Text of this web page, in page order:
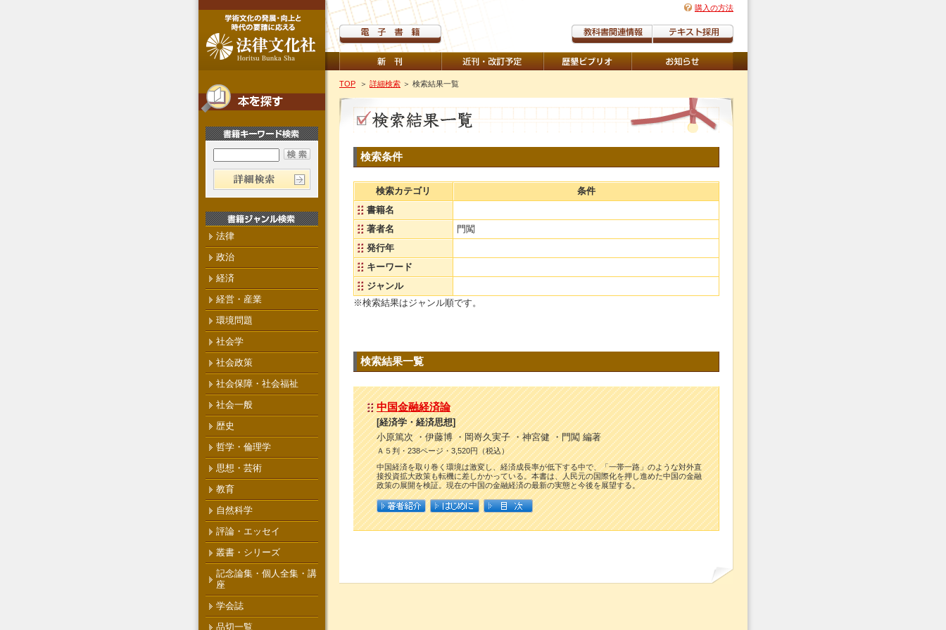
購入の方法
TOP ＞ 詳細検索 ＞ 検索結果一覧
検索条件
検索カテゴリ
条件
書籍名
著者名
門闖
発行年
キーワード
ジャンル
※検索結果はジャンル順です。
検索結果一覧
中国金融経済論
[経済学・経済思想]
小原篤次 ・伊藤博 ・岡嵜久実子 ・神宮健 ・門闖 編著
Ａ５判・238ページ・3,520円（税込）
中国経済を取り巻く環境は激変し、経済成長率が低下する中で、「一帯一路」のような対外直
接投資拡大政策も転機に差しかかっている。本書は、人民元の国際化を押し進めた中国の金融
政策の展開を検証。現在の中国の金融経済の最新の実態と今後を展望する。
法律
政治
経済
経営・産業
環境問題
社会学
社会政策
社会保障・社会福祉
社会一般
歴史
哲学・倫理学
思想・芸術
教育
自然科学
評論・エッセイ
叢書・シリーズ
記念論集・個人全集・講
座
学会誌
品切一覧